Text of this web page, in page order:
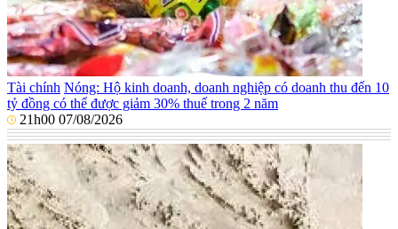
Tài chính Nóng: Hộ kinh doanh, doanh nghiệp có doanh thu đến 10
tỷ đồng có thể được giảm 30% thuế trong 2 năm
21h00 07/08/2026